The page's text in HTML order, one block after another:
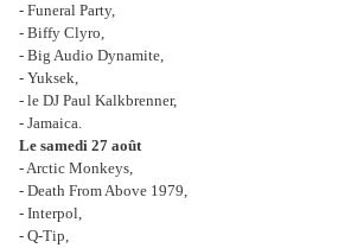
- Funeral Party,
- Biffy Clyro,
- Big Audio Dynamite,
- Yuksek,
- le DJ Paul Kalkbrenner,
- Jamaica.
Le samedi 27 août
- Arctic Monkeys,
- Death From Above 1979,
- Interpol,
- Q-Tip,